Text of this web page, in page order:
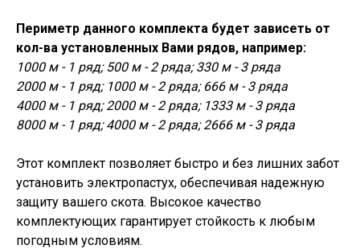
Периметр данного комплекта будет зависеть от
кол-ва установленных Вами рядов, например:
1000 м - 1 ряд; 500 м - 2 ряда; 330 м - 3 ряда
2000 м - 1 ряд; 1000 м - 2 ряда; 666 м - 3 ряда
4000 м - 1 ряд; 2000 м - 2 ряда; 1333 м - 3 ряда
8000 м - 1 ряд; 4000 м - 2 ряда; 2666 м - 3 ряда
Этот комплект позволяет быстро и без лишних забот
установить электропастух, обеспечивая надежную
защиту вашего скота. Высокое качество
комплектующих гарантирует стойкость к любым
погодным условиям.